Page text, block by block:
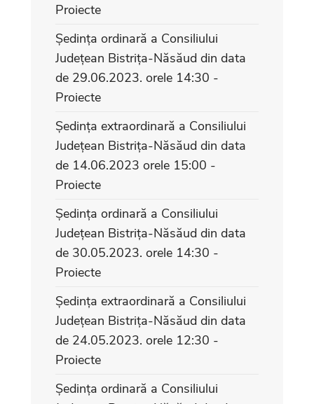
Proiecte
Ședința ordinară a Consiliului
Județean Bistrița-Năsăud din data
de 29.06.2023. orele 14:30 -
Proiecte
Ședința extraordinară a Consiliului
Județean Bistrița-Năsăud din data
de 14.06.2023 orele 15:00 -
Proiecte
Ședința ordinară a Consiliului
Județean Bistrița-Năsăud din data
de 30.05.2023. orele 14:30 -
Proiecte
Ședința extraordinară a Consiliului
Județean Bistrița-Năsăud din data
de 24.05.2023. orele 12:30 -
Proiecte
Ședința ordinară a Consiliului